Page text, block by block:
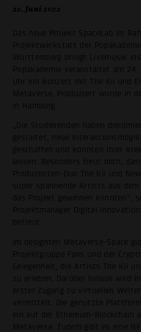
22. Juni 2022
Das neue Projekt SpaceLab im
Projektwerkstatt der
Württemberg bringt Livemusik
Popakademie veranstaltet am 24.
Uhr ein Konzert mit The Kii und
Metaverse. Produziert wurde in
in Hamburg.
„Die Studierenden haben
gestaltet, neue
geschaffen und konnten ihrer
lassen. Besonders freut mich,
Produzenten-Duo The Kii und
super spannende Artists aus
das Projekt gewinnen konnten“,
Projektmanager Digital
betreut.
Im designten Metaverse-Space
Projektgruppe Fans und der
Gelegenheit, die Artists The Kii
zu erleben. Darüber hinaus wird
erster Zugang zu virtuellen
vermittelt. Die genutzte
ein auf der Ethereum-Blockchain
Metaverse. Zudem gibt es eine